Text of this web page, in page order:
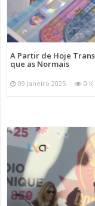
A Partir de Hoje
que as Normais
09 Janeiro 2025 0 K